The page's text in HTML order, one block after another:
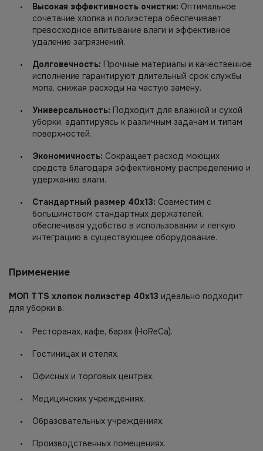
Высокая эффективность очистки: Оптимальное
сочетание хлопка и полиэстера обеспечивает
превосходное впитывание влаги и эффективное
удаление загрязнений.
Долговечность: Прочные материалы и качественное
исполнение гарантируют длительный срок службы
мопа, снижая расходы на частую замену.
Универсальность: Подходит для влажной и сухой
уборки, адаптируясь к различным задачам и типам
поверхностей.
Экономичность: Сокращает расход моющих
средств благодаря эффективному распределению и
удержанию влаги.
Стандартный размер 40х13: Совместим с
большинством стандартных держателей,
обеспечивая удобство в использовании и легкую
интеграцию в существующее оборудование.
Применение
МОП TTS хлопок полиэстер 40х13 идеально подходит
для уборки в:
Ресторанах, кафе, барах (HoReCa).
Гостиницах и отелях.
Офисных и торговых центрах.
Медицинских учреждениях.
Образовательных учреждениях.
Производственных помещениях.